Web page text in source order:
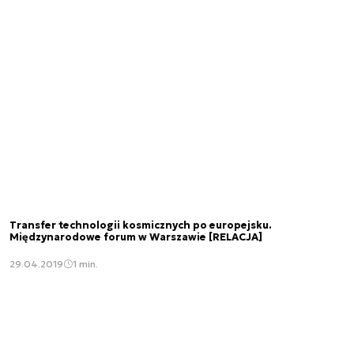
Transfer technologii kosmicznych po europejsku.
Międzynarodowe forum w Warszawie [RELACJA]
29.04.2019 1 min.